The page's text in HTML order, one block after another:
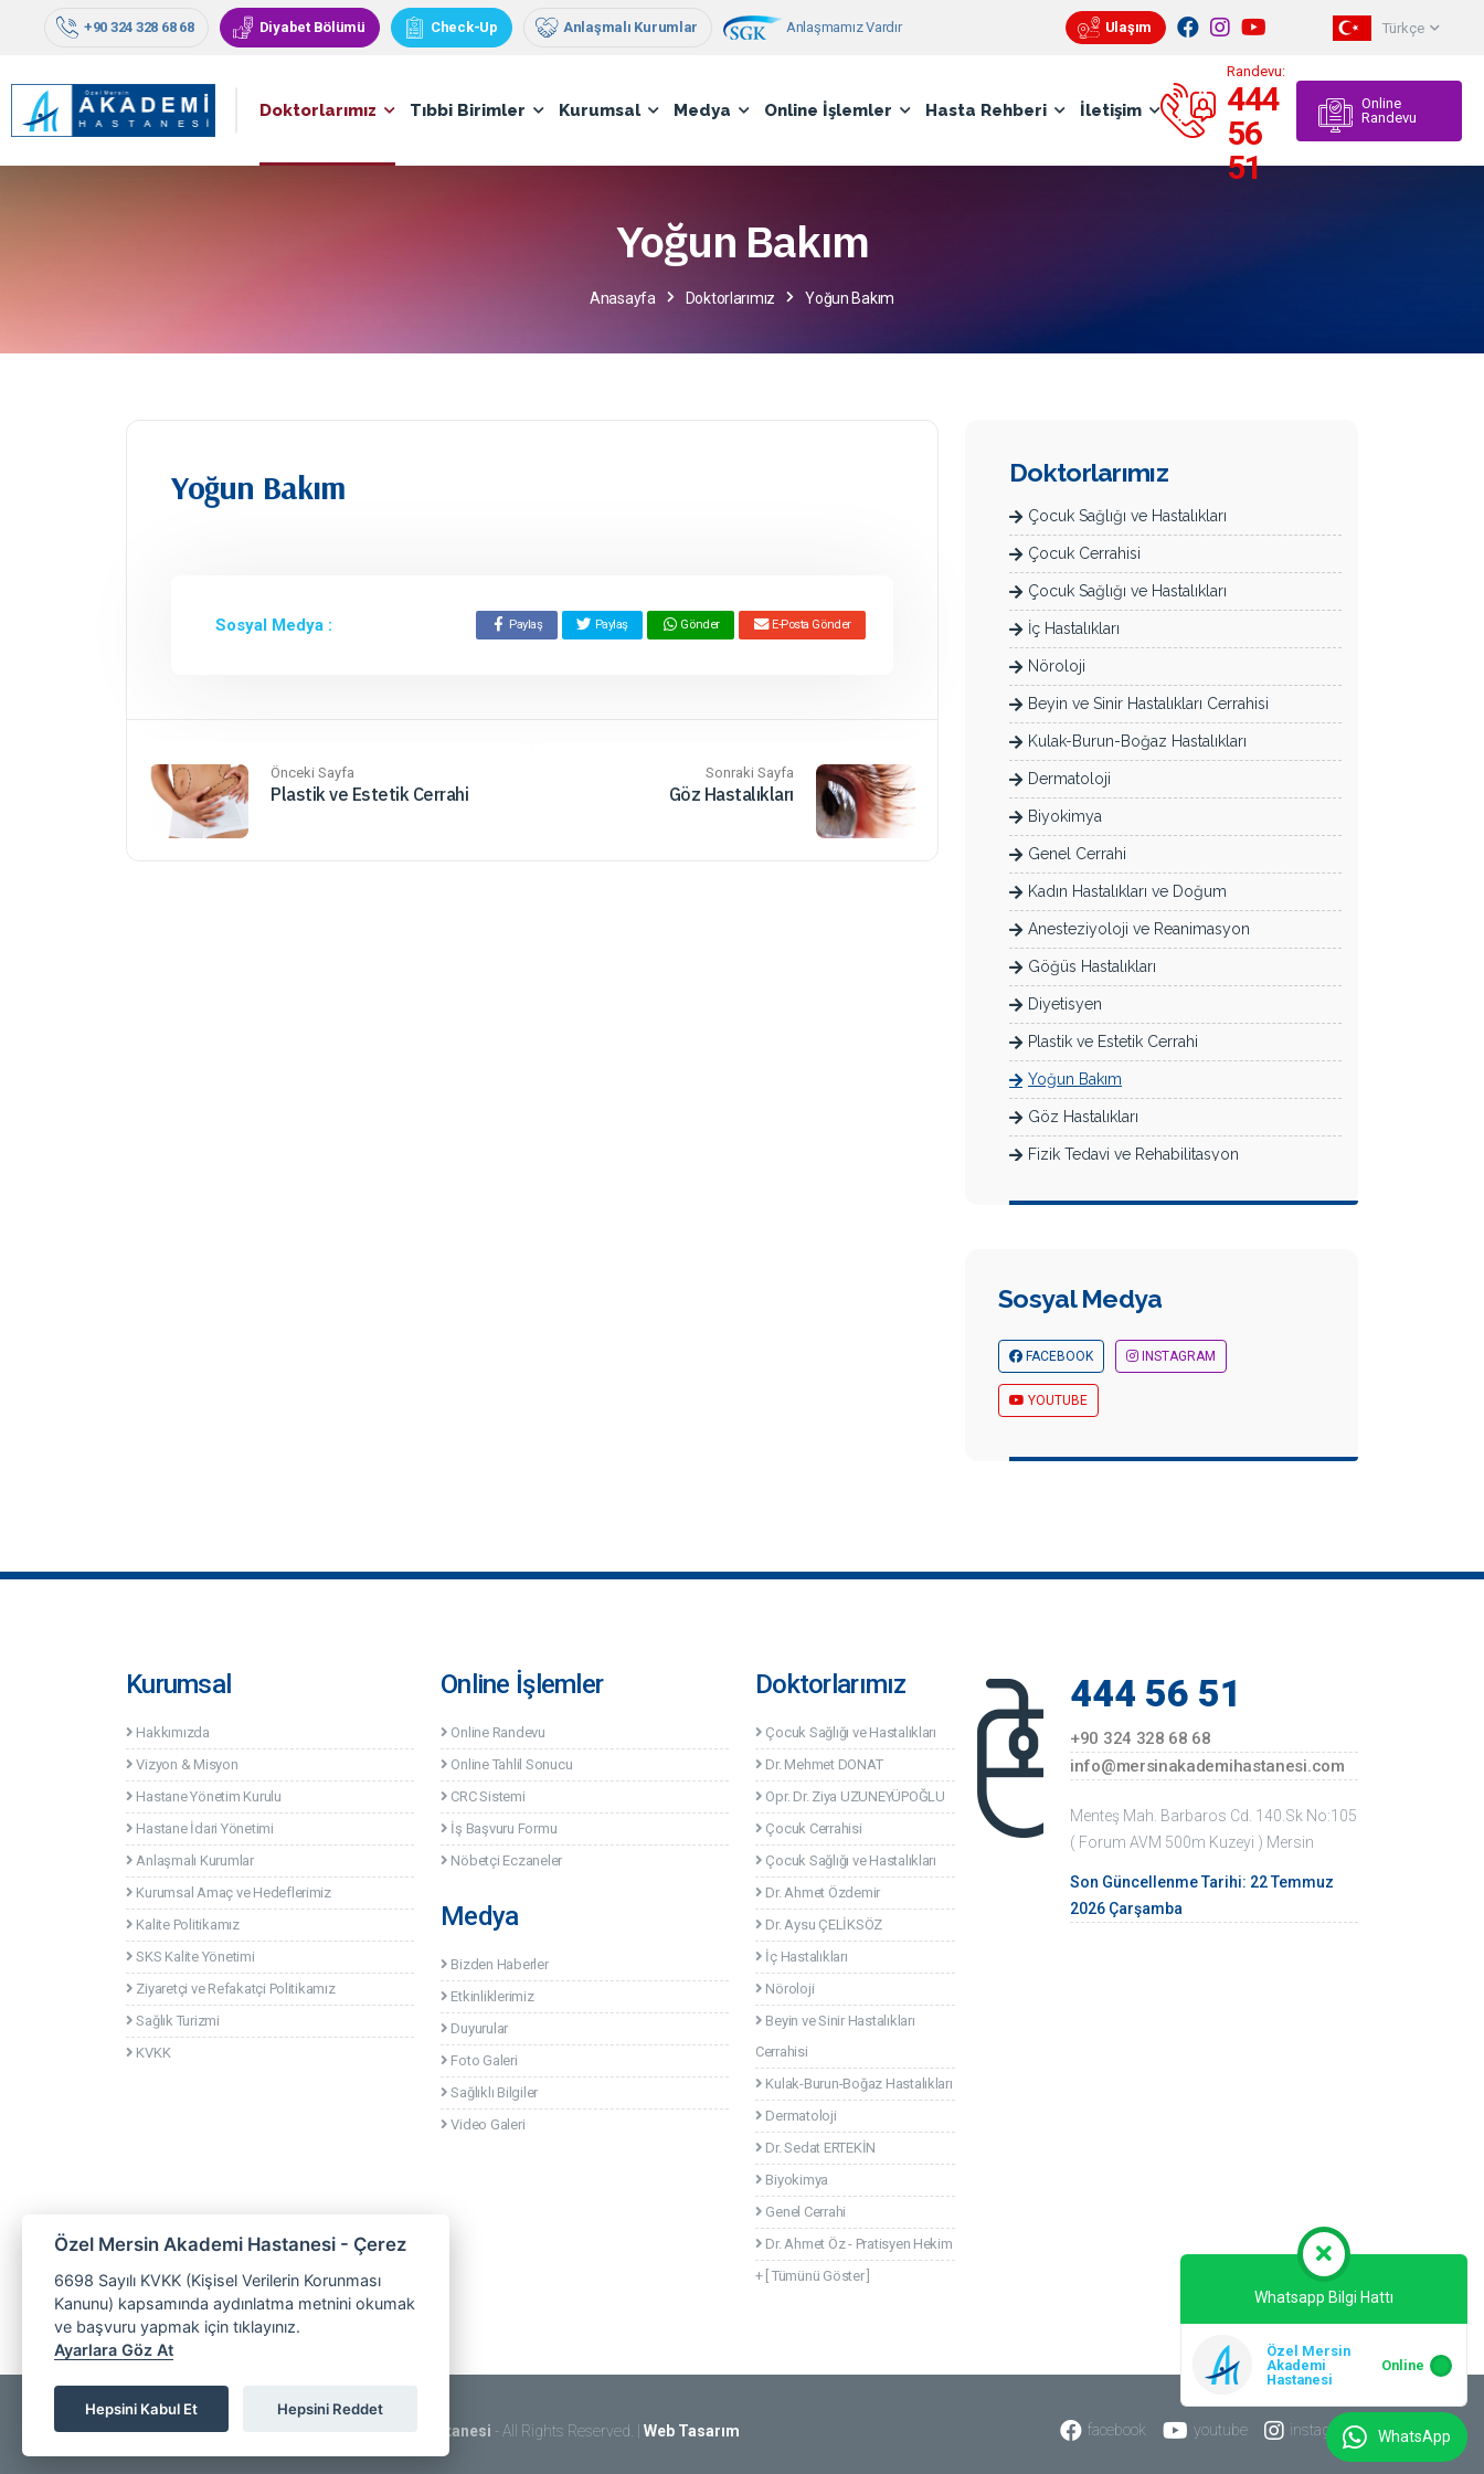
+90 324 328 68 68 Diyabet Bölümü Check-Up Anlaşmalı Kurumlar Anlaşmamız Vardır Ulaşım Türkçe
Doktorlarımız Tıbbi Birimler Kurumsal Medya Online İşlemler Hasta Rehberi İletişim
Randevu:
444
56
51
Online
Randevu
Yoğun Bakım
Anasayfa Doktorlarımız Yoğun Bakım
Yoğun Bakım
Sosyal Medya : Paylaş Paylaş Gönder E-Posta Gönder
Önceki Sayfa
Plastik ve Estetik Cerrahi
Sonraki Sayfa
Göz Hastalıkları
Doktorlarımız
Çocuk Sağlığı ve Hastalıkları
Çocuk Cerrahisi
Çocuk Sağlığı ve Hastalıkları
İç Hastalıkları
Nöroloji
Beyin ve Sinir Hastalıkları Cerrahisi
Kulak-Burun-Boğaz Hastalıkları
Dermatoloji
Biyokimya
Genel Cerrahi
Kadın Hastalıkları ve Doğum
Anesteziyoloji ve Reanimasyon
Göğüs Hastalıkları
Diyetisyen
Plastik ve Estetik Cerrahi
Yoğun Bakım
Göz Hastalıkları
Fizik Tedavi ve Rehabilitasyon
Ortopedi ve Travmatoloji
Acil Servis
Yeni Doğan Yoğun Bakım (Neonatoloji)
Radyoloji
Sosyal Medya
FACEBOOK INSTAGRAM
YOUTUBE
Whatsapp Bilgi Hattı
Özel Mersin
Akademi
Hastanesi
Online
WhatsApp
Kurumsal
Hakkımızda
Vizyon & Misyon
Hastane Yönetim Kurulu
Hastane İdari Yönetimi
Anlaşmalı Kurumlar
Kurumsal Amaç ve Hedeflerimiz
Kalite Politikamız
SKS Kalite Yönetimi
Ziyaretçi ve Refakatçi Politikamız
Sağlık Turizmi
KVKK
Online İşlemler
Online Randevu
Online Tahlil Sonucu
CRC Sistemi
İş Başvuru Formu
Nöbetçi Eczaneler
Medya
Bizden Haberler
Etkinliklerimiz
Duyurular
Foto Galeri
Sağlıklı Bilgiler
Video Galeri
Doktorlarımız
Çocuk Sağlığı ve Hastalıkları
Dr. Mehmet DONAT
Opr. Dr. Ziya UZUNEYÜPOĞLU
Çocuk Cerrahisi
Çocuk Sağlığı ve Hastalıkları
Dr. Ahmet Özdemir
Dr. Aysu ÇELİKSÖZ
İç Hastalıkları
Nöroloji
Beyin ve Sinir Hastalıkları
Cerrahisi
Kulak-Burun-Boğaz Hastalıkları
Dermatoloji
Dr. Sedat ERTEKİN
Biyokimya
Genel Cerrahi
Dr. Ahmet Öz - Pratisyen Hekim
+ [ Tümünü Göster ]
444 56 51
+90 324 328 68 68
info@mersinakademihastanesi.com
Menteş Mah. Barbaros Cd. 140.Sk No:105
( Forum AVM 500m Kuzeyi ) Mersin
Son Güncellenme Tarihi: 22 Temmuz
2026 Çarşamba
Copyrights © 2025 Özel Mersin Akademi Hastanesi - All Rights Reserved. | Web Tasarım facebook youtube instagram
Özel Mersin Akademi Hastanesi - Çerez
6698 Sayılı KVKK (Kişisel Verilerin Korunması
Kanunu) kapsamında aydınlatma metnini okumak
ve başvuru yapmak için tıklayınız.
Ayarlara Göz At
Hepsini Kabul Et Hepsini Reddet